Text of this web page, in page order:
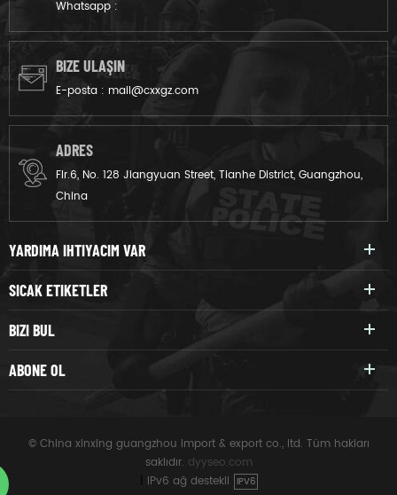
Whatsapp :
BIZE ULAŞIN
E-posta : mail@cxxgz.com
ADRES
Flr.6, No. 128 Jiangyuan Street, Tianhe District, Guangzhou,
China
YARDIMA IHTIYACIM VAR
SICAK ETIKETLER
BIZI BUL
ABONE OL
© China xinxing guangzhou import & export co., ltd. Tüm hakları
saklıdır. dyyseo.com
IPv6 ağ destekli IPV6